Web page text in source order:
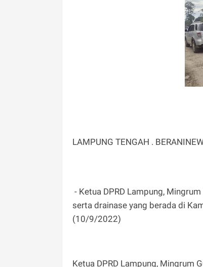
LAMPUNG TENGAH .
- Ketua DPRD Lampung,
serta drainase yang berada di
(10/9/2022)
Ketua DPRD Lampung, Mingrum